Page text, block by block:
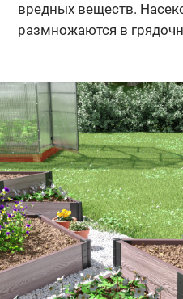
вредных веществ.
размножаются в